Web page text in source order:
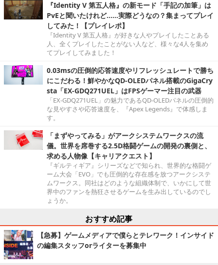
『Identity V 第五人格』の新モード「手記の加筆」は
PvEと聞いたけれど……実際どうなの？集まってプレイ
してみた！【プレイレポ】
『Identity V 第五人格』が好きな人やプレイしたことある
人、全くプレイしたことがない人など、様々な4人を集め
てプレイしてみました！
0.03msの圧倒的応答速度やリフレッシュレートで勝ち
にこだわる！鮮やかなQD-OLEDパネル搭載のGigaCry
sta「EX-GDQ271UEL」はFPSゲーマー注目の武器
「EX-GDQ271UEL」の魅力であるQD-OLEDパネルの圧倒的
な見やすさや応答速度を、『Apex Legends』で体感しま
す。
「まずやってみる」がアークシステムワークスの流
儀。世界を席巻する2.5D格闘ゲームの開発の裏側と、
求める人物像【キャリアクエスト】
『ギルティギア』シリーズなどで知られ、世界的な格闘ゲ
ーム大会「EVO」でも圧倒的な存在感を放つアークシステ
ムワークス。同社はどのような組織体制で、いかにして世
界中のファンを熱狂させるゲームを生み出しているのでし
ょうか。
おすすめ記事
【急募】ゲームメディアで僕らとテレワーク！インサイド
の編集スタッフorライターを募集中